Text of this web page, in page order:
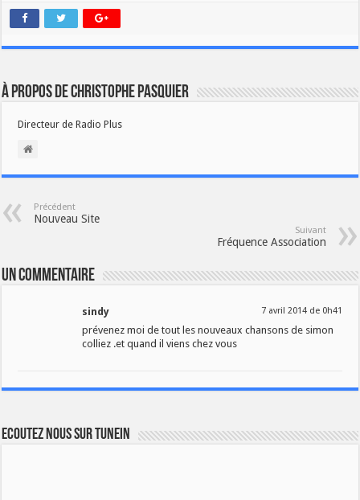
À propos de Christophe PASQUIER
Directeur de Radio Plus
Précédent
Nouveau Site
Suivant
Fréquence Association
Un commentaire
sindy 7 avril 2014 de 0h41
prévenez moi de tout les nouveaux chansons de simon
colliez .et quand il viens chez vous
Ecoutez nous sur TuneIn